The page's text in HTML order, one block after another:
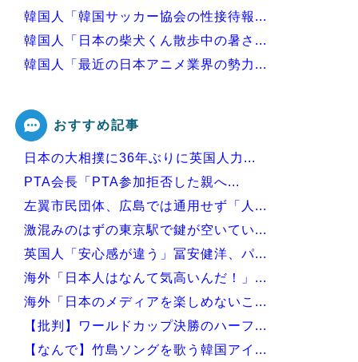
韓国人「韓国サッカー協会の性接待報...
韓国人「日本の柴犬くん散歩中の暑さ...
韓国人「最近の日本アニメ業界の勢力...
Powered by livedoor 相互RSS
おすすめ記事
日本の大相撲に36年ぶりに英国人力...
PTA会長「PTA参加拒否した親へ...
左翼市民団体、広島では通用せず「人...
激混みのはずの東京駅で鍵が空いてい...
英国人「安心感が違う」冨安健洋、パ...
海外「日本人はなんて気高いんだ！」...
海外「日本のメディアを楽しめないこ...
【批判】ワールドカップ決勝のハーフ...
【なんで】竹島ソングを歌う韓国アイ...